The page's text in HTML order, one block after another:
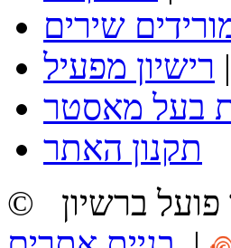
רישיון מפעיל |
בעל מאסטר
תקנון האתר
ברשיון